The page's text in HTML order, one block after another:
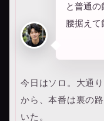
と普通
腰据えて
今日はソロ。大通
から、本番は裏の
いた。